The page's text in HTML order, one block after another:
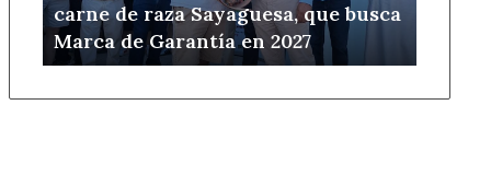
Sayaguesa,
que
busca
carne de raza Sayaguesa, que busca
Marca de Garantía en 2027